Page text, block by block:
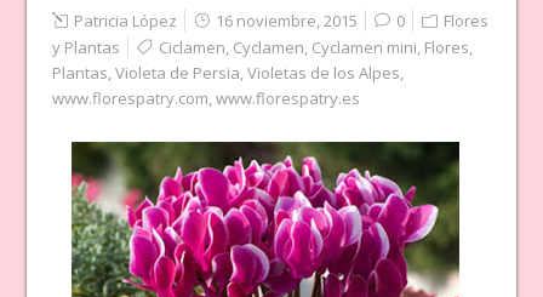
Patricia López 16 noviembre, 2015 0
Flores
y Plantas
Ciclamen, Cyclamen, Cyclamen mini, Flores,
Plantas,Violeta de Persia,Violetas de los Alpes,
www.florespatry.com,www.florespatry.es